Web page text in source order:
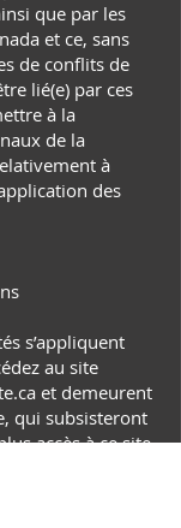
que par les
et ce, sans
de conflits de
lié(e) par ces
à la
de la
à
des
s’appliquent
au site
et demeurent
qui subsisteront
accès à ce site